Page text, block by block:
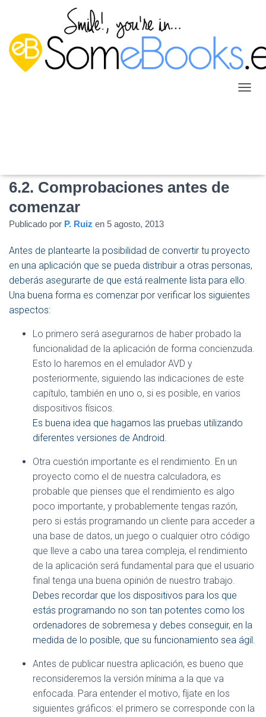
M
A
V
A
N
6.2. Comprobaciones antes de
comenzar
Publicado por P. Ruiz en 5 agosto, 2013
Antes de plantearte la posibilidad de convertir tu proyecto
en una aplicación que se pueda distribuir a otras personas,
deberás asegurarte de que está realmente lista para ello.
Una buena forma es comenzar por verificar los siguientes
aspectos:
Lo primero será asegurarnos de haber probado la
funcionalidad de la aplicación de forma concienzuda.
Esto lo haremos en el emulador AVD y
posteriormente, siguiendo las indicaciones de este
capítulo, también en uno o, si es posible, en varios
dispositivos físicos.
Es buena idea que hagamos las pruebas utilizando
diferentes versiones de Android.
Otra cuestión importante es el rendimiento. En un
proyecto como el de nuestra calculadora, es
probable que pienses que el rendimiento es algo
poco importante, y probablemente tengas razón,
pero si estás programando un cliente para acceder a
una base de datos, un juego o cualquier otro código
que lleve a cabo una tarea compleja, el rendimiento
de la aplicación será fundamental para que el usuario
final tenga una buena opinión de nuestro trabajo.
Debes recordar que los dispositivos para los que
estás programando no son tan potentes como los
ordenadores de sobremesa y debes conseguir, en la
medida de lo posible, que su funcionamiento sea ágil.
Antes de publicar nuestra aplicación, es bueno que
reconsideremos la versión mínima a la que va
enfocada. Para entender el motivo, fíjate en los
siguientes gráficos: el primero se corresponde con la